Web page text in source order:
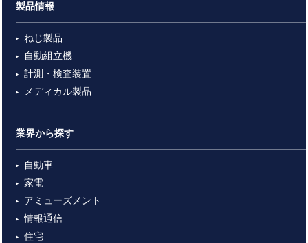
製品情報
ねじ製品
自動組立機
計測・検査装置
メディカル製品
業界から探す
自動車
家電
アミューズメント
情報通信
住宅